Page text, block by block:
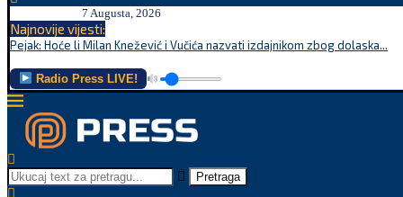
7 Augusta, 2026
Najnovije vijesti:
Pejak: Hoće li Milan Knežević i Vučića nazvati izdajnikom zbog dolaska...
Radio Press LIVE!
Pretraga